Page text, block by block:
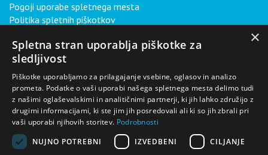
Pogoji uporabe spletnega mesta
Politika spletnih piškotkov
O NAS
Avtohiša Real je največji pooblaščeni prodajalec vozil Renault
in Dacia v Sloveniji. S svojimi številnimi dejavnostmi, ki so v
tesni povezavi z avtomobilizmom, pa smo tudi podjetje z
najbolj celovito ponudbo v tej dejavnosti.
×
Spletna stran uporablja piškotke za
sledljivost
Piškotke uporabljamo za prilagajanje vsebine, oglasov in analizo
prometa. Podatke o vaši uporabi našega spletnega mesta delimo tudi
z našimi oglaševalskimi in analitičnimi partnerji, ki jih lahko združijo z
drugimi informacijami, ki ste jim jih posredovali ali ki so jih zbrali pri
vaši uporabi njihovih storitev. Podrobnosti
NUJNO POTREBNI
IZVEDBENI CILJANJE